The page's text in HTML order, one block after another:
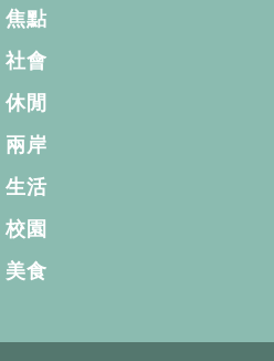
焦點
社會
休閒
兩岸
生活
校園
美食